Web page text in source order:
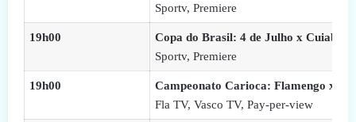
Sportv, Premiere
19h00
Copa do Brasil: 4 de Julho x Cuiabá
Sportv, Premiere
19h00
Campeonato Carioca: Flamengo x
Fla TV, Vasco TV, Pay-per-view